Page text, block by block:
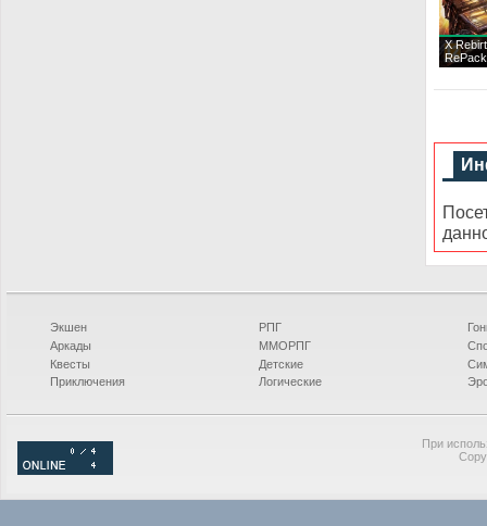
X
RePack
Экшен
Аркады
Квесты
Приключения
РПГ
ММОРПГ
Детские
Логические
При